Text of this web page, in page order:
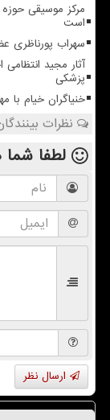
مرکز موسیقی
است
سهراب پورناظری
آثار مجید
پزشکی
خنیاگران خیام
نظرات
لطفا
ارسال نظر